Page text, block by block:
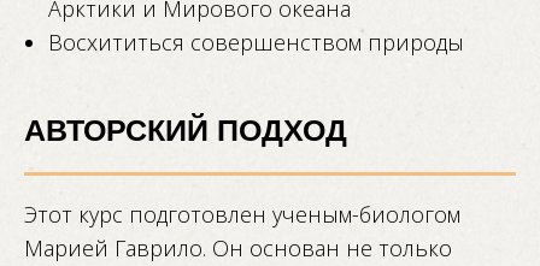
Арктики и Мирового океана
Восхититься совершенством природы
АВТОРСКИЙ ПОДХОД
Этот курс подготовлен ученым-биологом
Марией Гаврило. Он основан не только